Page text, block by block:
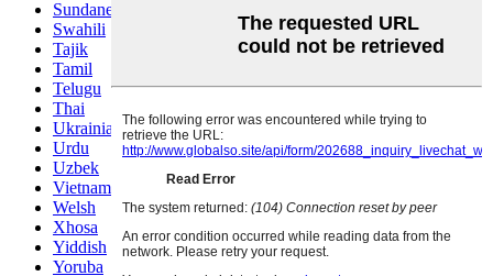
Sundanese
Swahili
Tajik
Tamil
Telugu
Thai
Ukrainian
Urdu
Uzbek
Vietnamese
Welsh
Xhosa
Yiddish
Yoruba